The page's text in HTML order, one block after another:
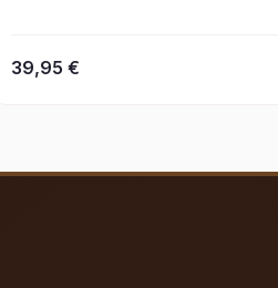
39,95 €